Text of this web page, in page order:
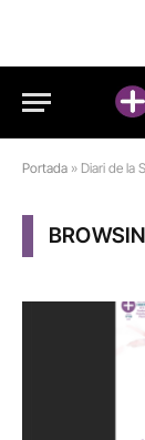
Portada » Diari de la